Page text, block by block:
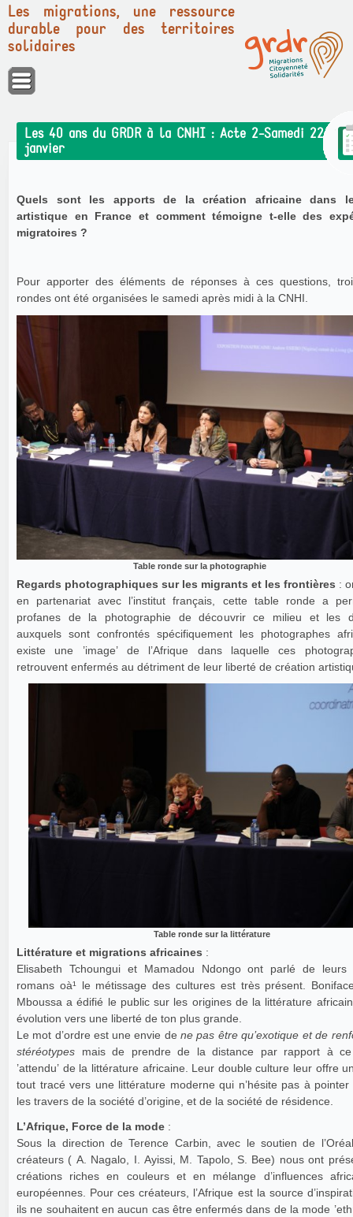
Panneau de gestion des cookies
Les migrations, une ressource
durable pour des territoires
solidaires
Les 40 ans du GRDR à la CNHI : Acte 2-Samedi 22
janvier
Quels sont les apports de la création africaine dans
artistique en France et comment témoigne t-elle des
migratoires ?
Pour apporter des éléments de réponses à ces questions,
rondes ont été organisées le samedi après midi à la CNHI.
Table ronde sur la photographie
Regards photographiques sur les migrants et les frontières :
en partenariat avec l’institut français, cette table ronde a
profanes de la photographie de découvrir ce milieu et les
auxquels sont confrontés spécifiquement les photographes
existe une ’image’ de l’Afrique dans laquelle ces
retrouvent enfermés au détriment de leur liberté de création
Table ronde sur la littérature
Littérature et migrations africaines :
Elisabeth Tchoungui et Mamadou Ndongo ont parlé de leurs
romans oà¹ le métissage des cultures est très présent.
Mboussa a édifié le public sur les origines de la littérature
évolution vers une liberté de ton plus grande.
Le mot d’ordre est une envie de ne pas être qu’exotique et de
stéréotypes mais de prendre de la distance par rapport à
’attendu’ de la littérature africaine. Leur double culture leur offre
tout tracé vers une littérature moderne qui n’hésite pas à pointer
les travers de la société d’origine, et de la société de résidence.
L’Afrique, Force de la mode :
Sous la direction de Terence Carbin, avec le soutien de
créateurs ( A. Nagalo, I. Ayissi, M. Tapolo, S. Bee) nous ont
créations riches en couleurs et en mélange d’influences
européennes. Pour ces créateurs, l’Afrique est la source
ils ne souhaitent en aucun cas être enfermés dans de la mode